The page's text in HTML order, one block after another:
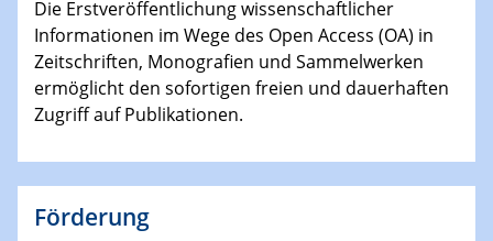
Die Erstveröffentlichung wissenschaftlicher
Informationen im Wege des Open Access (OA) in
Zeitschriften, Monografien und Sammelwerken
ermöglicht den sofortigen freien und dauerhaften
Zugriff auf Publikationen.
Förderung